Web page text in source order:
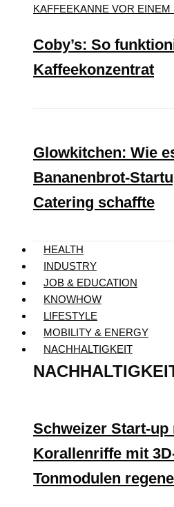
Coby’s: So
Kaffeekonzentrat
Glowkitchen: Wie
Bananenbrot-
Catering schaffte
HEALTH
INDUSTRY
JOB & EDUCATION
KNOWHOW
LIFESTYLE
MOBILITY & ENERGY
NACHHALTIGKEIT
Schweizer Start-
Korallenriffe mit
Tonmodulen